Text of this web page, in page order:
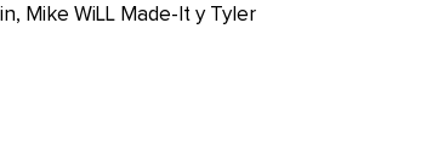
Mike WiLL Made-It y Tyler